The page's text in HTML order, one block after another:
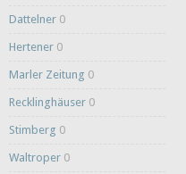
Dattelner 0
Hertener 0
Marler Zeitung 0
Recklinghäuser 0
Stimberg 0
Waltroper 0